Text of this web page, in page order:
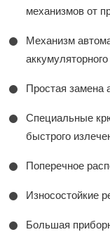
механизмов от
Механизм
аккумуляторного
Простая замена
Специальные
быстрого
Поперечное
Износостойкие
Большая